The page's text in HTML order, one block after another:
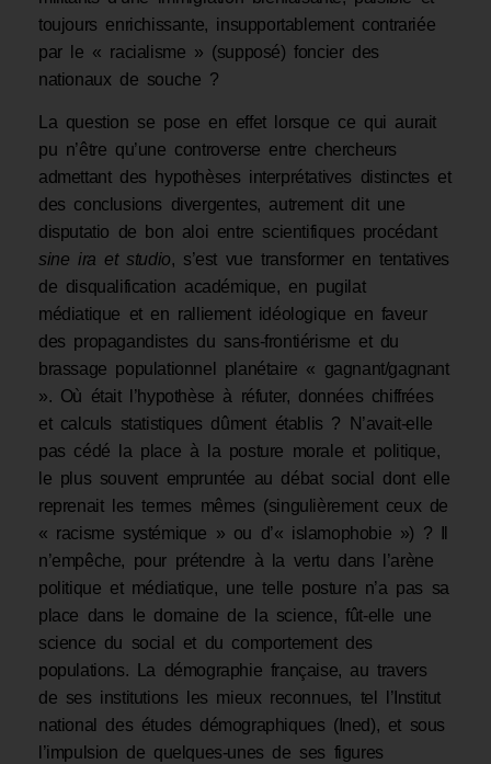
toujours enrichissante, insupportablement contrariée
par le « racialisme » (supposé) foncier des
nationaux de souche ?
La question se pose en effet lorsque ce qui aurait
pu n’être qu’une controverse entre chercheurs
admettant des hypothèses interprétatives distinctes et
des conclusions divergentes, autrement dit une
disputatio de bon aloi entre scientifiques procédant
sine ira et studio, s’est vue transformer en tentatives
de disqualification académique, en pugilat
médiatique et en ralliement idéologique en faveur
des propagandistes du sans-frontiérisme et du
brassage populationnel planétaire « gagnant/gagnant
». Où était l’hypothèse à réfuter, données chiffrées
et calculs statistiques dûment établis ? N’avait-elle
pas cédé la place à la posture morale et politique,
le plus souvent empruntée au débat social dont elle
reprenait les termes mêmes (singulièrement ceux de
« racisme systémique » ou d’« islamophobie ») ? Il
n’empêche, pour prétendre à la vertu dans l’arène
politique et médiatique, une telle posture n’a pas sa
place dans le domaine de la science, fût-elle une
science du social et du comportement des
populations. La démographie française, au travers
de ses institutions les mieux reconnues, tel l’Institut
national des études démographiques (Ined), et sous
l’impulsion de quelques-unes de ses figures